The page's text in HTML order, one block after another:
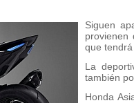
Siguen
provienen
que
La
también
Honda